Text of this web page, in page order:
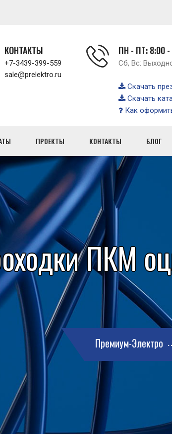
КОНТАКТЫ
+7-3439-399-559
sale@prelektro.ru
ПН - ПТ: 8:00 -
Сб, Вс:
Скачать
Скачать
Как
ПРОЕКТЫ КОНТАКТЫ БЛОГ
ПКМ
Премиум-Электро